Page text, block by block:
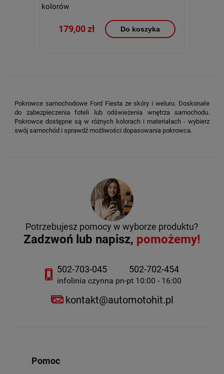
kolorów
179,00 zł Do koszyka
Pokrowce samochodowe Ford Fiesta ze skóry i weluru. Doskonałe
do zabezpieczenia foteli lub odświeżenia wnętrza samochodu.
Pokrowce dostępne są w różnych kolorach i materiałach - wybierz
swój samochód i sprawdź możliwości dopasowania pokrowca.
Potrzebujesz pomocy w wyborze produktu?
Zadzwoń lub napisz, pomożemy!
502-703-045 502-702-454
infolinia czynna pn-pt 10:00 - 16:00
kontakt@automotohit.pl
Pomoc